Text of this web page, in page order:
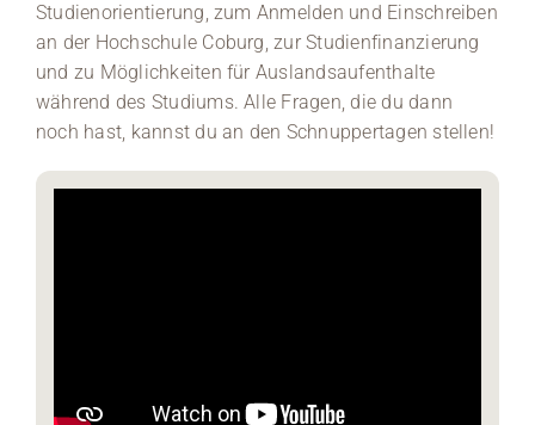
Studienorientierung, zum Anmelden und Einschreiben
an der Hochschule Coburg, zur Studienfinanzierung
und zu Möglichkeiten für Auslandsaufenthalte
während des Studiums. Alle Fragen, die du dann
noch hast, kannst du an den Schnuppertagen stellen!